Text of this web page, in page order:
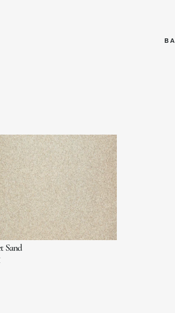
Sand